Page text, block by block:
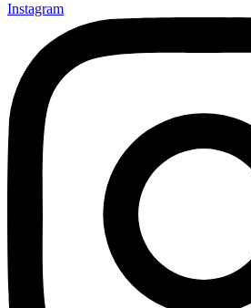
Instagram